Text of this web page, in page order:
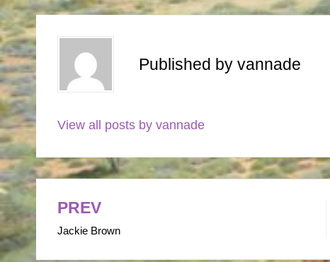
Published by vannade
View all posts by vannade
Post
navigation
PREV
Jackie Brown